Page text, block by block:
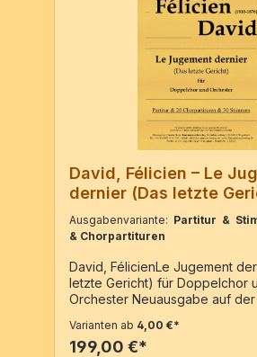
David, Félicien – Le
dernier (Das letzte
Ausgabenvariante: Partitur &
& Chorpartituren
David, FélicienLe Jugement
letzte Gericht) für Doppelchor
Orchester Neuausgabe auf
wird in der Französischen
aufbewahrt. Hrsg: Carsten Bock
Varianten ab 4,00 €*
199,00 €*